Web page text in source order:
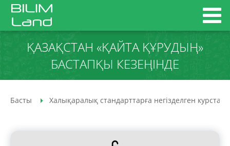
ҚАЗАҚСТАН «ҚАЙТА ҚҰРУДЫҢ»
БАСТАПҚЫ КЕЗЕҢІНДЕ
Басты Халықаралық стандарттарға негізделген курстар